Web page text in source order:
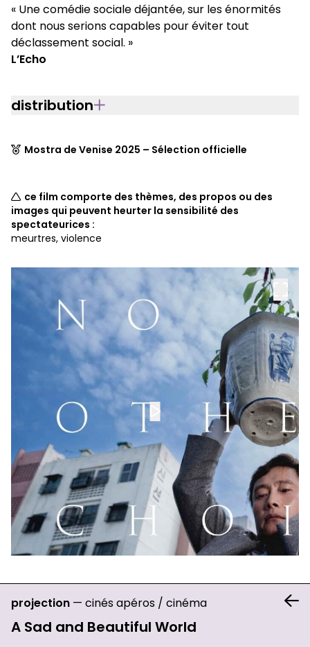
« Une comédie sociale déjantée, sur les énormités
dont nous serions capables pour éviter tout
déclassement social. »
L’Echo
distribution
Mostra de Venise 2025 – Sélection officielle
ce film comporte des thèmes, des propos ou des
images qui peuvent heurter la sensibilité des
spectateurices :
meurtres, violence
projection — cinés apéros / cinéma
A Sad and Beautiful World